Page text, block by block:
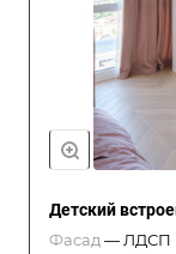
Детский
Фасад — ЛДСП